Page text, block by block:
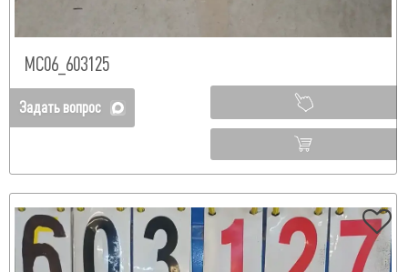
МС06_603125
Задать вопрос